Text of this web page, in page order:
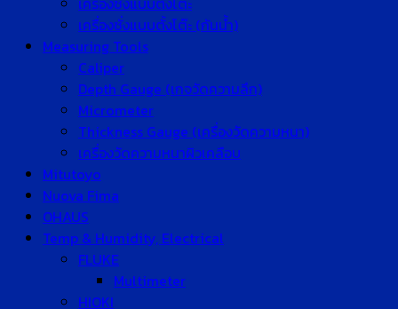
เครื่องชั่งแบบตั้งโต๊ะ (กันน้ำ)
Measuring Tools
Caliper
Depth Gauge (เกจวัดความลึก)
Micrometer
Thickness Gauge (เครื่องวัดความหนา)
เครื่องวัดความหนาผิวเคลือบ
Mitutoyo
Nuova Fima
OHAUS
Temp & Humidity, Electrical
FLUKE
Multimeter
HIOKI